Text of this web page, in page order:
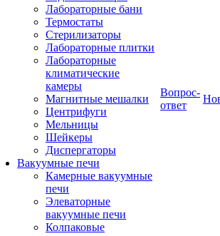
Лабораторные бани
Термостаты
Стерилизаторы
Лабораторные плитки
Лабораторные
климатические
камеры
Магнитные мешалки
Центрифуги
Мельницы
Шейкеры
Диспергаторы
Вакуумные печи
Камерные вакуумные
печи
Элеваторные
вакуумные печи
Колпаковые
Вопрос-
ответ